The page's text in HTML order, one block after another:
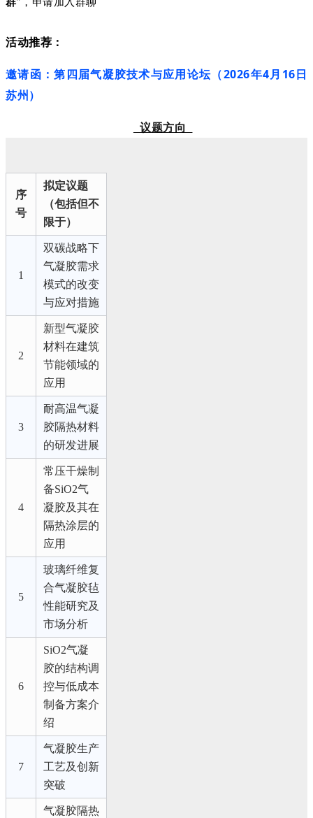
活动推荐：
邀请函：第四届气凝胶技术与应用论坛（2026年4月16日
苏州）
议题方向
序
号
拟定议题
（包括但不
限于）
1
双碳战略下
气凝胶需求
模式的改变
与应对措施
2
新型气凝胶
材料在建筑
节能领域的
应用
3
耐高温气凝
胶隔热材料
的研发进展
4
常压干燥制
备SiO2气
凝胶及其在
隔热涂层的
应用
5
玻璃纤维复
合气凝胶毡
性能研究及
市场分析
6
SiO2气凝
胶的结构调
控与低成本
制备方案介
绍
7
气凝胶生产
工艺及创新
突破
气凝胶隔热